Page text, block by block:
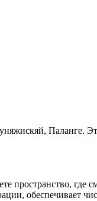
Паланге.
где
обеспечивает